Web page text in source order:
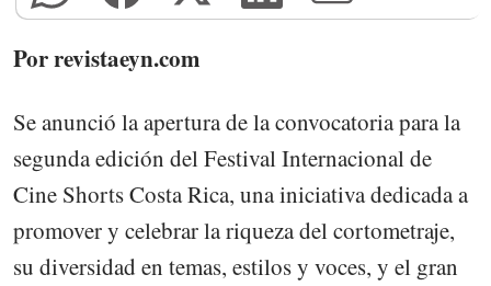
Por revistaeyn.com
Se anunció la apertura de la convocatoria para la
segunda edición del Festival Internacional de
Cine Shorts Costa Rica, una iniciativa dedicada a
promover y celebrar la riqueza del cortometraje,
su diversidad en temas, estilos y voces, y el gran